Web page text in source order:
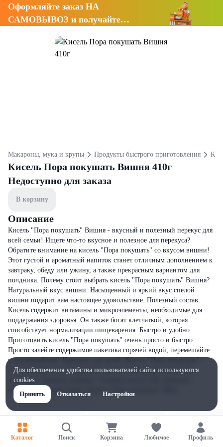
Оформляйте заказ НА
САМОВЫВОЗ и получайте
Макароны, мука и крупы Продукты быстрого приготовления
Кисель Пора покушать Вишня 410г
Недоступно для заказа
В корзину
Описание
Кисель "Пора покушать" Вишня - вкусный и полезный перекус для
всей семьи! Ищете что-то вкусное и полезное для перекуса?
Обратите внимание на кисель "Пора покушать" со вкусом вишни!
Этот густой и ароматный напиток станет отличным дополнением к
завтраку, обеду или ужину, а также прекрасным вариантом для
полдника. Почему стоит выбрать кисель "Пора покушать" Вишня?
Натуральный вкус вишни: Насыщенный и яркий вкус спелой
вишни подарит вам настоящее удовольствие. Полезный состав:
Кисель содержит витамины и микроэлементы, необходимые для
поддержания здоровья. Он также богат клетчаткой, которая
способствует нормализации пищеварения. Быстро и удобно:
Приготовить кисель "Пора покушать" очень просто и быстро.
Просто залейте содержимое пакетика горячей водой, перемешайте
и наслаждайтесь! Идеально для детей: Кисель "Пора покушать" -
это отличный способ приучить детей к полезным и вкусным
напиткам. Удобная упаковка: Упаковка весом 410г идеально
подходит для всей семьи. Кисель "Пора покушать" Виш
Каталог Поиск Корзина Любимое Профиль
Для обеспечения удобства пользователей сайта используются
cookies
Принять
Отказаться Настройки